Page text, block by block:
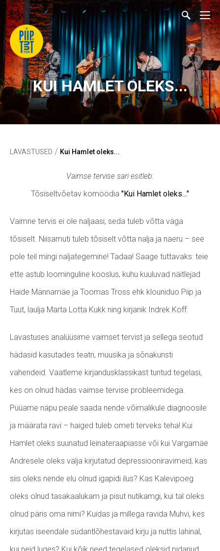
KUI HAMLET OLEKS...
LAVASTUSED / Kui Hamlet oleks...
Vaimse tervise sari esitleb:
Tõsiseltvõetav komöödia "Kui Hamlet oleks…"
Vaimne tervis ei ole naljaasi, seda tuleb võtta väga
tõsiselt. Niisamuti tuleb tõsiselt võtta nalja ja naeru – see
pole teil mingi naljategemine! Tadaa! Saage tuttavaks: teie
ette astub loominguline kooslus, kuhu kuuluvad näitlejad
Haide Männamäe ja Toomas Tross ehk klouniduo Piip ja
Tuut, laulja Marta Lotta Kukk ning kirjanik Indrek Koff.
Lavastuses analüüsime vaimset tervist ja sellega seotud
hädasid kasutades teatri, muusika ja sõnakunsti
vahendeid. Vaatleme kirjandusklassikast tuntud tegelasi,
kes on olnud hädas vaimse tervise probleemidega.
Püüame näpu peale saada nende võimalikule diagnoosile
ja määrata ravi – haiged tuleb ometi terveks teha! Kui
Hamlet oleks suunatud leinateraapiasse või kui Vargamäe
Andresele oleks välja kirjutatud depressiooniravimeid, kas
siis oleks nende elu olnud igapidi ilus? Kas Kalevipoeg
oleks olnud tasakaalukam ja pisut nutikamgi, kui tal oleks
olnud päris oma nimi? Kuidas ja millega ravida Muhvi, kes
kirjutas iseendale südantlõhestavaid kirju ja nuttis lahinal,